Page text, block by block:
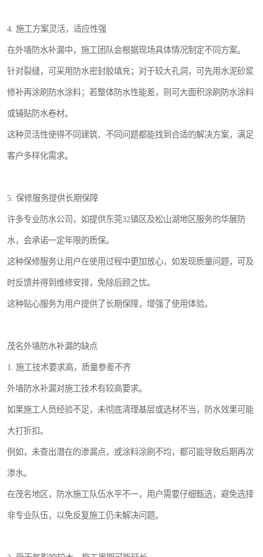
4. 施工方案灵活，适应性强
在外墙防水补漏中，施工团队会根据现场具体情况制定不同方案。
针对裂缝，可采用防水密封胶填充；对于较大孔洞，可先用水泥砂浆
修补再涂刷防水涂料；若整体防水性能差，则可大面积涂刷防水涂料
或铺贴防水卷材。
这种灵活性使得不同建筑、不同问题都能找到合适的解决方案，满足
客户多样化需求。
5. 保修服务提供长期保障
许多专业防水公司，如提供东莞32镇区及松山湖地区服务的华展防
水，会承诺一定年限的质保。
这种保修服务让用户在使用过程中更加放心，如发现质量问题，可及
时反馈并得到维修安排，免除后顾之忧。
这种贴心服务为用户提供了长期保障，增强了使用体验。
茂名外墙防水补漏的缺点
1. 施工技术要求高，质量参差不齐
外墙防水补漏对施工技术有较高要求。
如果施工人员经验不足，未彻底清理基层或选材不当，防水效果可能
大打折扣。
例如，未查出潜在的渗漏点，或涂料涂刷不均，都可能导致后期再次
渗水。
在茂名地区，防水施工队伍水平不一，用户需要仔细甄选，避免选择
非专业队伍，以免反复施工仍未解决问题。